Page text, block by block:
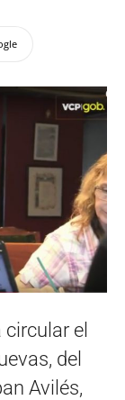
el
del
Avilés,